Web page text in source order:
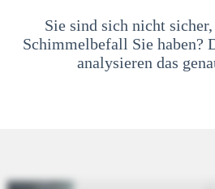
Sie sind sich nicht
Schimmelbefall Sie haben?
analysieren das